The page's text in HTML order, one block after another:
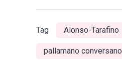
Tag Alonso-Tarafino
pallamano conversano